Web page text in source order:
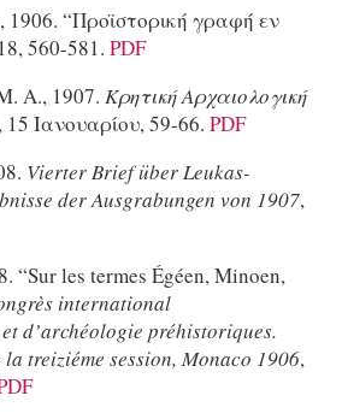
1906. “Προϊστορική γραφή εν
560-581. PDF
Α., 1907. Κρητική Αρχαιολογική
Ιανουαρίου, 59-66. PDF
Vierter Brief über Leukas-
der Ausgrabungen von 1907,
“Sur les termes Égéen, Minoen,
international
d’archéologie préhistoriques.
la treiziéme session, Monaco 1906,